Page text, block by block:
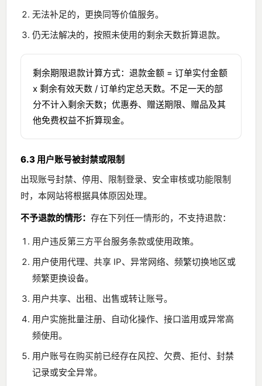
无法补足的，更换同等价值服务。
仍无法解决的，按照未使用的剩余天数折算退款。
剩余期限退款计算方式：退款金额 = 订单实付金额
x 剩余有效天数 / 订单约定总天数。不足一天的部
分不计入剩余天数；优惠券、赠送期限、赠品及其
他免费权益不折算现金。
6.3 用户账号被封禁或限制
出现账号封禁、停用、限制登录、安全审核或功能限制
时，本网站将根据具体原因处理。
不予退款的情形： 存在下列任一情形的，不支持退款：
用户违反第三方平台服务条款或使用政策。
用户使用代理、共享 IP、异常网络、频繁切换地区或
频繁更换设备。
用户共享、出租、出售或转让账号。
用户实施批量注册、自动化操作、接口滥用或异常高
频使用。
用户账号在购买前已经存在风控、欠费、拒付、封禁
记录或安全异常。